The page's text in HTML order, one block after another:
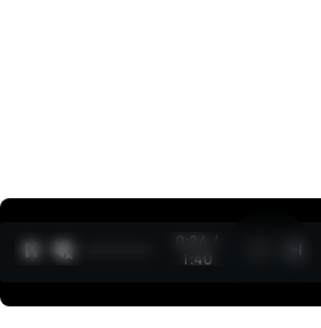
0:24 /
1:40